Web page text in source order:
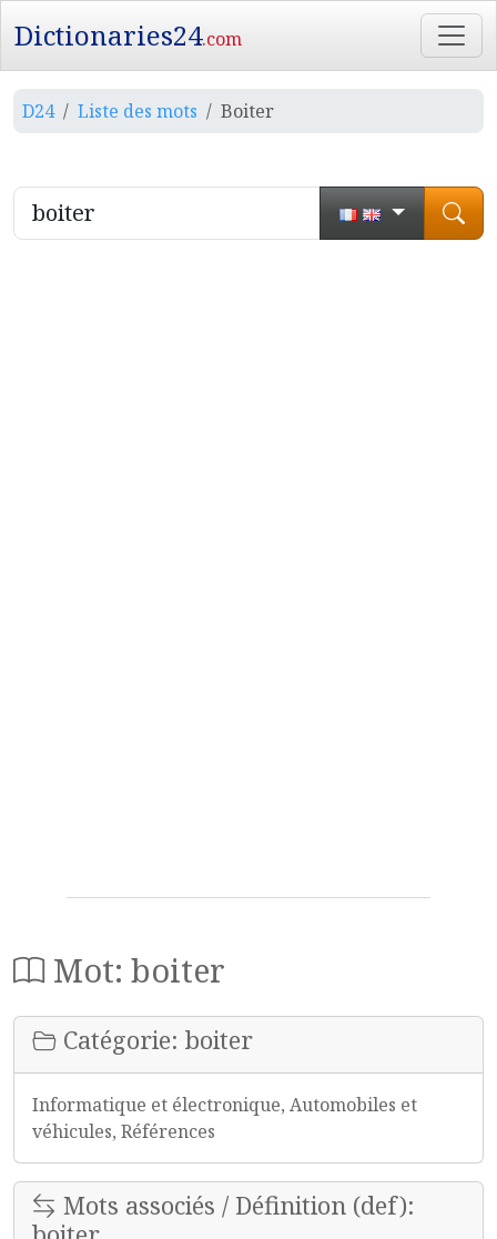
Dictionaries24.com
D24 Liste des mots Boiter
Mot: boiter
Catégorie: boiter
Informatique et électronique, Automobiles et
véhicules, Références
Mots associés / Définition (def):